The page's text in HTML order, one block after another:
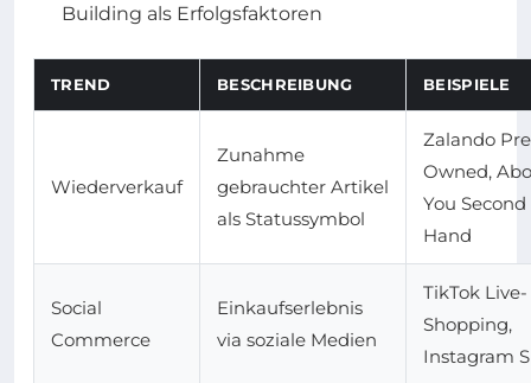
Building als Erfolgsfaktoren
TREND BESCHREIBUNG BEISPIELE
Wiederverkauf
Zunahme
gebrauchter Artikel
als Statussymbol
Zalando
Owned,
You Second
Hand
Social
Commerce
Einkaufserlebnis
via soziale Medien
TikTok Live-
Shopping,
Instagram